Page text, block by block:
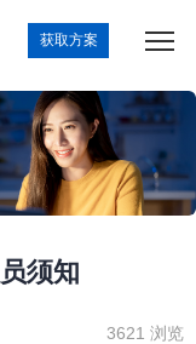
获取方案
须知
3621 浏览